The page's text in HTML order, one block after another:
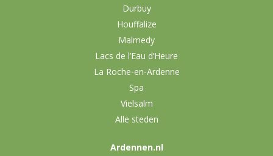
Durbuy
Houffalize
Malmedy
Lacs de l’Eau d’Heure
La Roche-en-Ardenne
Spa
Vielsalm
Alle steden
Ardennen.nl